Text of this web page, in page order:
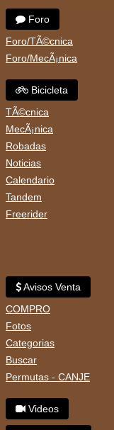
Foro
Foro/TÃ©cnica
Foro/MecÃ¡nica
Bicicleta
TÃ©cnica
MecÃ¡nica
Robadas
Noticias
Calendario
Tandem
Freerider
Avisos Venta
COMPRO
Fotos
Categorias
Buscar
Permutas - CANJE
Videos